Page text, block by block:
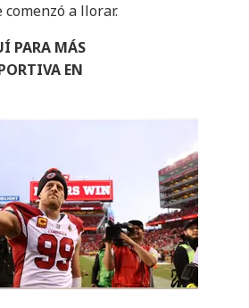
a llorar.
PARA MÁS
EN